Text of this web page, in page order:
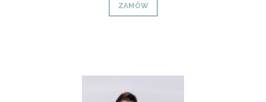
ZAMÓW